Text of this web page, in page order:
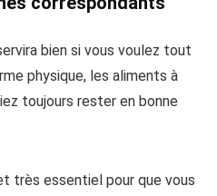
bien si vous voulez tout
physique, les aliments à
toujours rester en bonne
très essentiel pour que vous